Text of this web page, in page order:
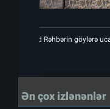
Şəhid Rəhbərin göylərə
Ən çox izlənənlər